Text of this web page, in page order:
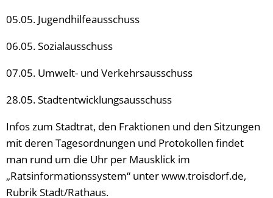
05.05. Jugendhilfeausschuss
06.05. Sozialausschuss
07.05. Umwelt- und Verkehrsausschuss
28.05. Stadtentwicklungsausschuss
Infos zum Stadtrat, den Fraktionen und den Sitzungen
mit deren Tagesordnungen und Protokollen findet
man rund um die Uhr per Mausklick im
„Ratsinformationssystem“ unter www.troisdorf.de,
Rubrik Stadt/Rathaus.